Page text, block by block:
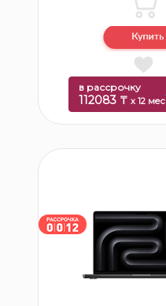
в рассрочку
112083 ₸ x 12 мес